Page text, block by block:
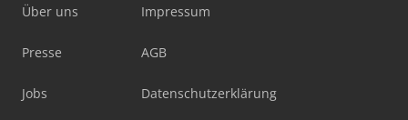
Über uns
Presse
Jobs
Impressum
AGB
Datenschutzerklärung